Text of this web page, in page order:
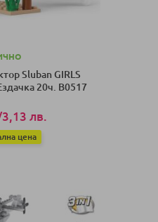
Sluban GIRLS
20ч. B0517
3,13 лв.
цена